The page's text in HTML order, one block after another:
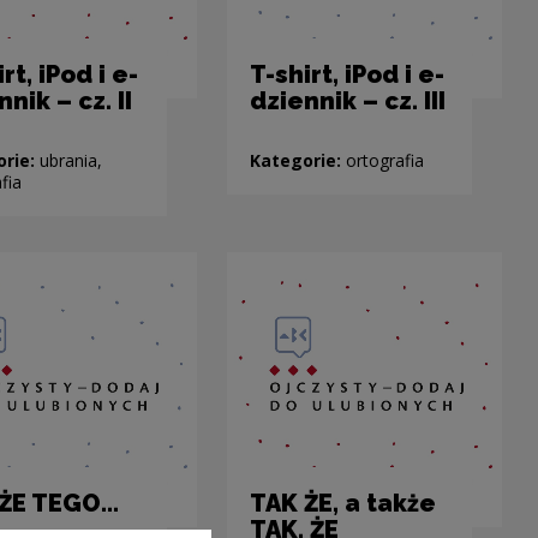
iPod i e-
– cz. II
ubrania,
T-shirt, iPod i e-
dziennik – cz. III
Kategorie: ortografia
TEGO…
TAK ŻE, a także
TAK, ŻE